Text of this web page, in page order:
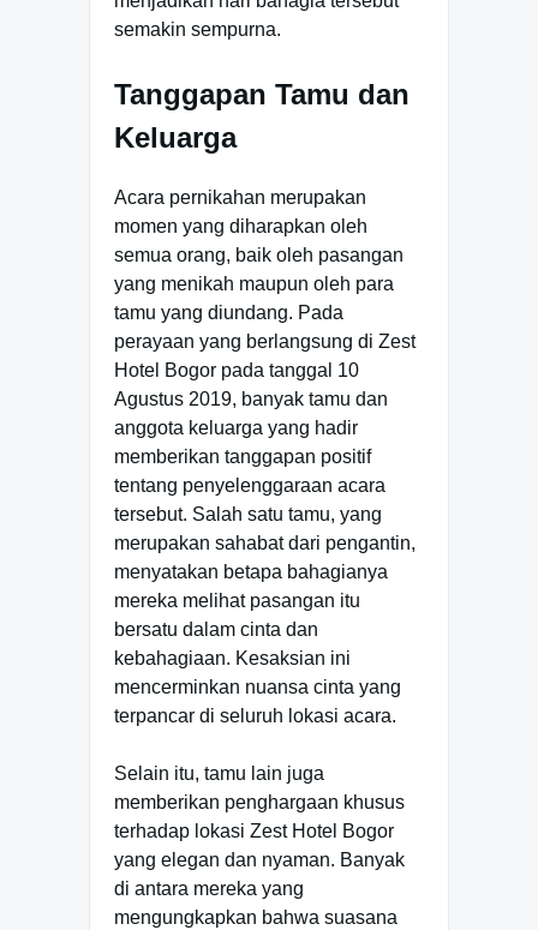
semakin sempurna.
Tanggapan Tamu dan
Keluarga
Acara pernikahan merupakan
momen yang diharapkan oleh
semua orang, baik oleh pasangan
yang menikah maupun oleh para
tamu yang diundang. Pada
perayaan yang berlangsung di Zest
Hotel Bogor pada tanggal 10
Agustus 2019, banyak tamu dan
anggota keluarga yang hadir
memberikan tanggapan positif
tentang penyelenggaraan acara
tersebut. Salah satu tamu, yang
merupakan sahabat dari pengantin,
menyatakan betapa bahagianya
mereka melihat pasangan itu
bersatu dalam cinta dan
kebahagiaan. Kesaksian ini
mencerminkan nuansa cinta yang
terpancar di seluruh lokasi acara.
Selain itu, tamu lain juga
memberikan penghargaan khusus
terhadap lokasi Zest Hotel Bogor
yang elegan dan nyaman. Banyak
di antara mereka yang
mengungkapkan bahwa suasana